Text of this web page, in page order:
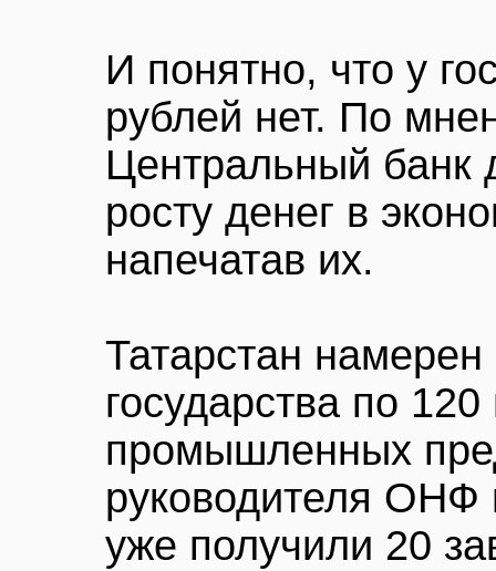
И понятно, что у
рублей нет. По
Центральный банк
росту денег в
напечатав их.
Татарстан
государства по
промышленных
руководителя ОНФ
уже получили 20